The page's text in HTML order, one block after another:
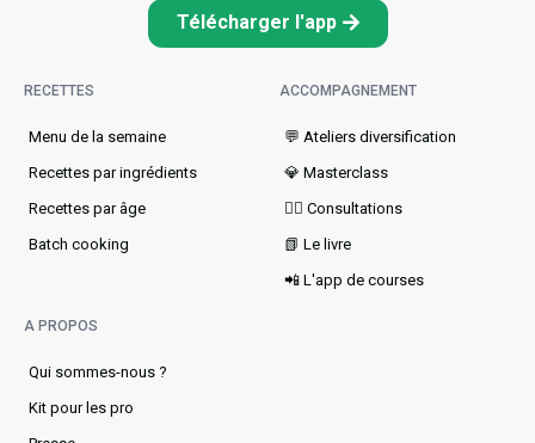
Télécharger l'app
RECETTES
Menu de la semaine​
Recettes par ingrédients
Recettes par âge
Batch cooking
ACCOMPAGNEMENT
💬 Ateliers diversification
💎 Masterclass
👩‍⚕️ Consultations
📗 Le livre
📲 L'app de courses
A PROPOS
Qui sommes-nous ?
Kit pour les pro